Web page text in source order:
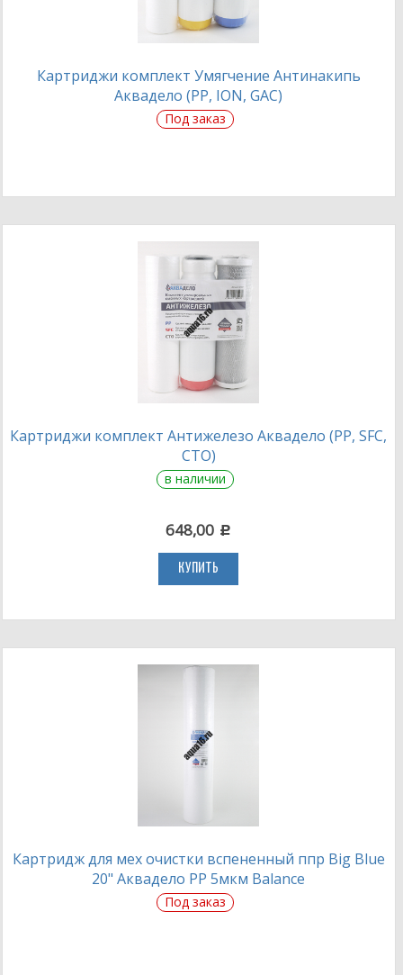
Картриджи комплект Умягчение Антинакипь
Аквадело (PP, ION, GAC)
Под заказ
Картриджи комплект Антижелезо Аквадело (PP, SFC,
CTO)
в наличии
648,00 c
КУПИТЬ
Картридж для мех очистки вспененный ппр Big Blue
20" Аквадело PP 5мкм Balance
Под заказ